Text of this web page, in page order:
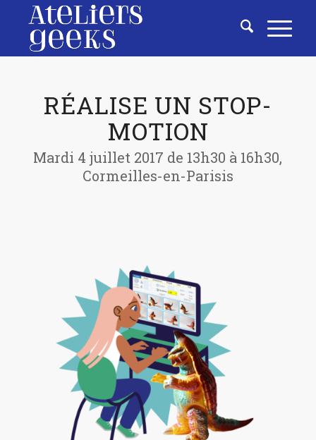
RÉALISE UN STOP-
MOTION
Mardi 4 juillet 2017 de 13h30 à 16h30,
Cormeilles-en-Parisis